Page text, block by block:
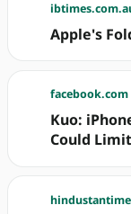
Apple's
facebook.com
Kuo:
Could